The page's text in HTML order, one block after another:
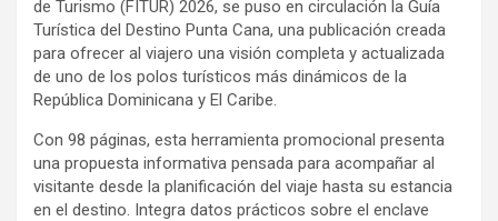
de Turismo (FITUR) 2026, se puso en circulación la Guía
Turística del Destino Punta Cana, una publicación creada
para ofrecer al viajero una visión completa y actualizada
de uno de los polos turísticos más dinámicos de la
República Dominicana y El Caribe.
Con 98 páginas, esta herramienta promocional presenta
una propuesta informativa pensada para acompañar al
visitante desde la planificación del viaje hasta su estancia
en el destino. Integra datos prácticos sobre el enclave